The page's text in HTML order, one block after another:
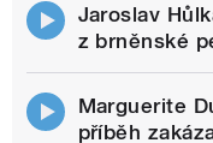
Jaroslav
z brněnské
Marguerite
příběh